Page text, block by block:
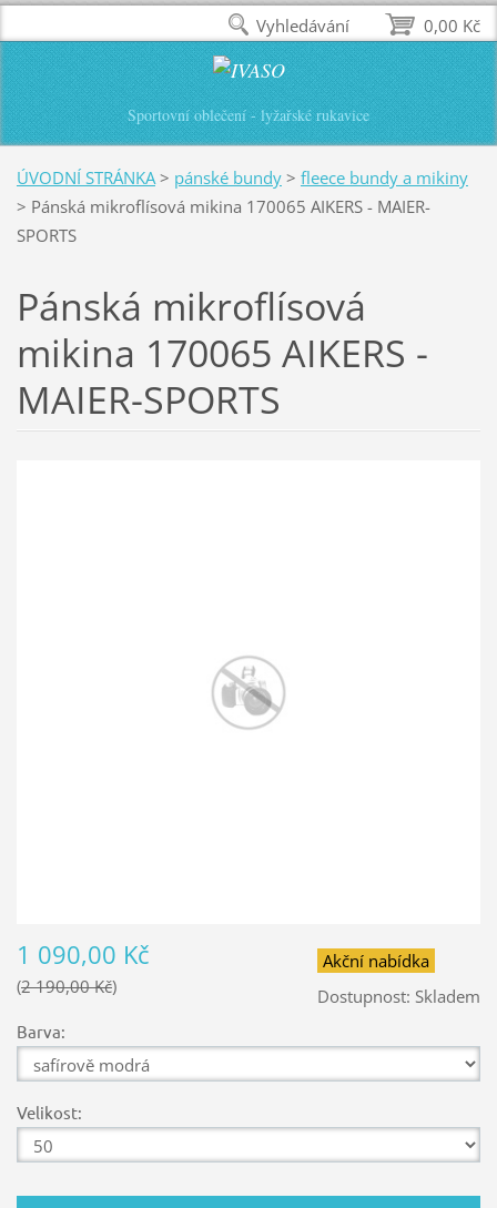
Sportovní oblečení - lyžařské rukavice
ÚVODNÍ STRÁNKA > pánské bundy > fleece bundy a mikiny
> Pánská mikroflísová mikina 170065 AIKERS - MAIER-
SPORTS
Pánská mikroflísová
mikina 170065 AIKERS -
MAIER-SPORTS
Akční nabídka
Dostupnost: Skladem
1 090,00 Kč
2 190,00 Kč
Barva:
Velikost:
0,00 Kč
Vyhledávání